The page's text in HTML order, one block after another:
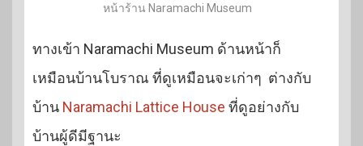
หน้าร้าน Naramachi Museum
ทางเข้า Naramachi Museum ด้านหน้าก็
เหมือนบ้านโบราณ ที่ดูเหมือนจะเก่าๆ ต่างกับ
บ้าน Naramachi Lattice House ที่ดูอย่างกับ
บ้านผู้ดีมีฐานะ